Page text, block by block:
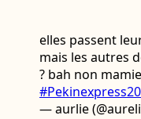
elles passent
mais les autres
? bah non
— aurlie